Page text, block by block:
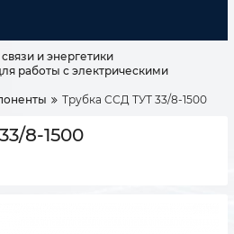
и энергетики
работы с электрическими
Трубка ССД ТУТ 33/8-1500
8-1500